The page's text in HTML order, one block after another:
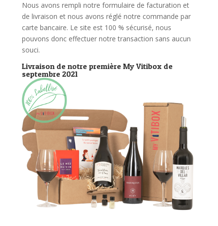
Nous avons rempli notre formulaire de facturation et
de livraison et nous avons réglé notre commande par
carte bancaire. Le site est 100 % sécurisé, nous
pouvons donc effectuer notre transaction sans aucun
souci.
Livraison de notre première My Vitibox de
septembre 2021